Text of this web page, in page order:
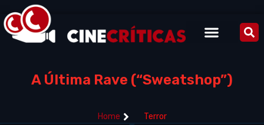
A Última Rave (“Sweatshop”)
Home Terror